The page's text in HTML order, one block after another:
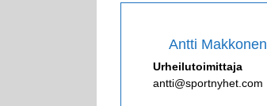
Antti Makkonen
Urheilutoimittaja
antti@sportnyhet.com